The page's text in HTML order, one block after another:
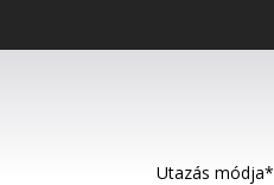
Utazás módja*